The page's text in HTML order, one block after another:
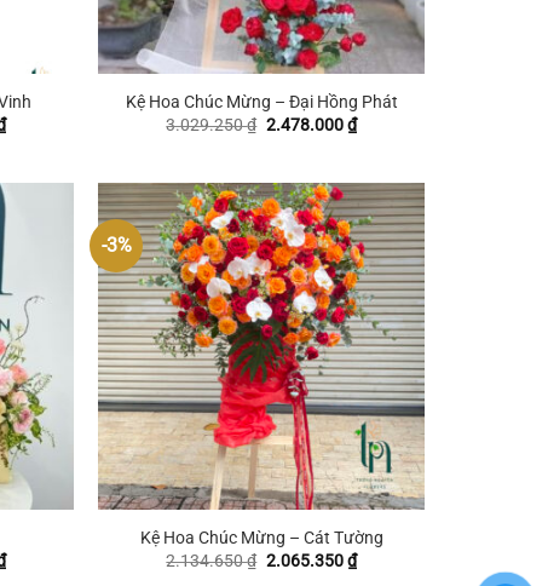
Giá
1.652.700 ₫.
+
Kệ Hoa Chúc Mừng – Đại Hồng Phát
3.029.250₫ Giá
2.478.000₫Giá
2.478.000 ₫.
Giá
-3%
+
Kệ Hoa Chúc Mừng – Cát Tường
2.134.650₫ Giá
2.065.350₫Giá